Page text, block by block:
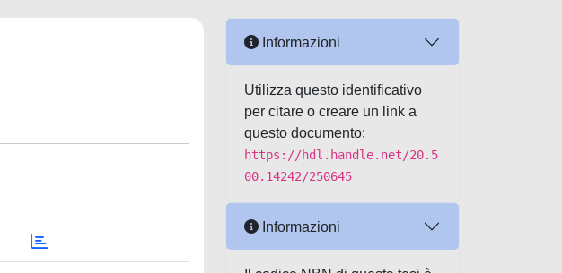
Informazioni
Utilizza questo identificativo
per citare o creare un link a
questo documento:
https://hdl.handle.net/20.5
00.14242/250645
Informazioni